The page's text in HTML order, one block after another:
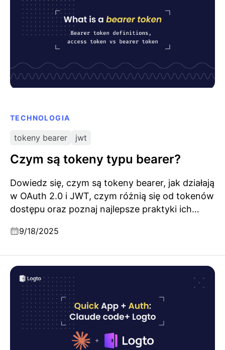
TECHNOLOGIA
tokeny bearer jwt
Czym są tokeny typu bearer?
Dowiedz się, czym są tokeny bearer, jak działają
w OAuth 2.0 i JWT, czym różnią się od tokenów
dostępu oraz poznaj najlepsze praktyki ich
9/18/2025
Używanie Claude Code i Logto do szybkiego
budowania własnych przepływów logowania